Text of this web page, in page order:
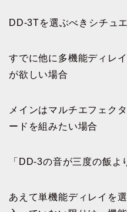
DD-3Tを選ぶべきシチュ
すでに他に多機能ディレ
が欲しい場合
メインはマルチエフェク
ードを組みたい場合
「DD-3の音が三度の飯
あえて単機能ディレイを